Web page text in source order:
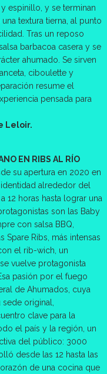
espinillo, y se terminan
textura tierna, al punto
Tras un reposo
barbacoa casera y se
ahumado. Se sirven
ciboulette y
resume el
pensada para
Leloir.
EN RIBS AL RÍO
su apertura en 2020 en
alrededor del
12 horas hasta lograr una
son las Baby
con salsa BBQ,
Spare Ribs, más intensas
el rib-wich, un
vuelve protagonista
pasión por el fuego
de Ahumados, cuya
original,
clave para la
el país y la región, un
del público: 3000
desde las 12 hasta las
de una cocina que